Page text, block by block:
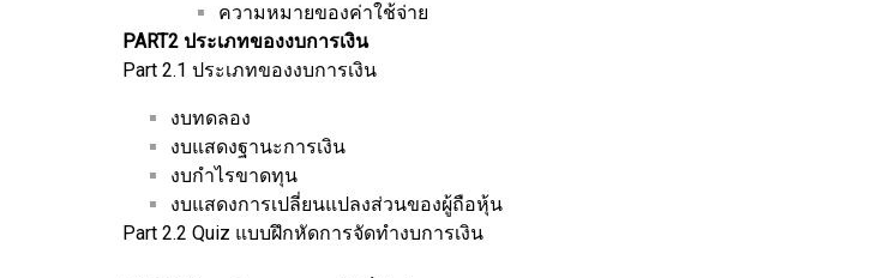
ความหมายของค่าใช้จ่าย
PART2 ประเภทของงบการเงิน
Part 2.1 ประเภทของงบการเงิน
งบทดลอง
งบแสดงฐานะการเงิน
งบกำไรขาดทุน
งบแสดงการเปลี่ยนแปลงส่วนของผู้ถือหุ้น
Part 2.2 Quiz แบบฝึกหัดการจัดทำงบการเงิน